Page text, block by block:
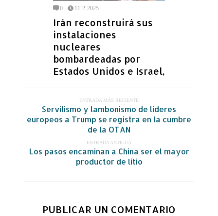
0 11-2-2025
Irán reconstruirá sus
instalaciones
nucleares
bombardeadas por
Estados Unidos e Israel,
ENTRADA MÁS RECIENTE
Servilismo y lambonismo de lideres
europeos a Trump se registra en la cumbre
de la OTAN
ENTRADA ANTIGUA
Los pasos encaminan a China ser el mayor
productor de litio
PUBLICAR UN COMENTARIO